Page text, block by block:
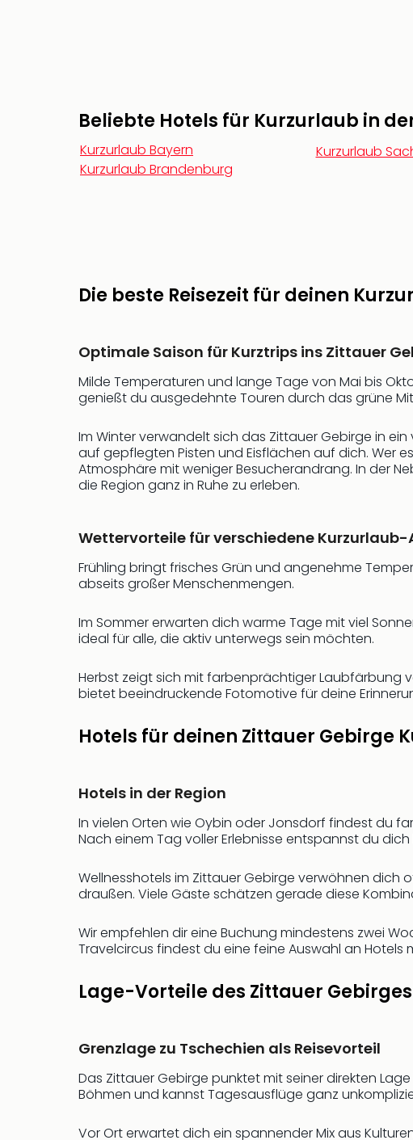
Beliebte Hotels für Kurzurlaub in
Kurzurlaub Bayern
Kurzurlaub Brandenburg
Kurzurlaub
Die beste Reisezeit für deinen
Optimale Saison für Kurztrips ins Zittauer
Milde Temperaturen und lange Tage von Mai bis
genießt du ausgedehnte Touren durch das grüne
Im Winter verwandelt sich das Zittauer Gebirge in
auf gepflegten Pisten und Eisflächen auf dich. Wer
Atmosphäre mit weniger Besucherandrang. In der
die Region ganz in Ruhe zu erleben.
Wettervorteile für verschiedene
Frühling bringt frisches Grün und angenehme
abseits großer Menschenmengen.
Im Sommer erwarten dich warme Tage mit viel
ideal für alle, die aktiv unterwegs sein möchten.
Herbst zeigt sich mit farbenprächtiger Laubfärbung
bietet beeindruckende Fotomotive für deine
Hotels für deinen Zittauer Gebirge
Hotels in der Region
In vielen Orten wie Oybin oder Jonsdorf findest du
Nach einem Tag voller Erlebnisse entspannst du
Wellnesshotels im Zittauer Gebirge verwöhnen dich
draußen. Viele Gäste schätzen gerade diese
Wir empfehlen dir eine Buchung mindestens zwei
Travelcircus findest du eine feine Auswahl an Hotels
Lage-Vorteile des Zittauer
Grenzlage zu Tschechien als Reisevorteil
Das Zittauer Gebirge punktet mit seiner direkten
Böhmen und kannst Tagesausflüge ganz
Vor Ort erwartet dich ein spannender Mix aus